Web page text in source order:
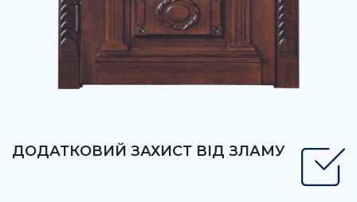
ДОДАТКОВИЙ ЗАХИСТ ВІД ЗЛАМУ